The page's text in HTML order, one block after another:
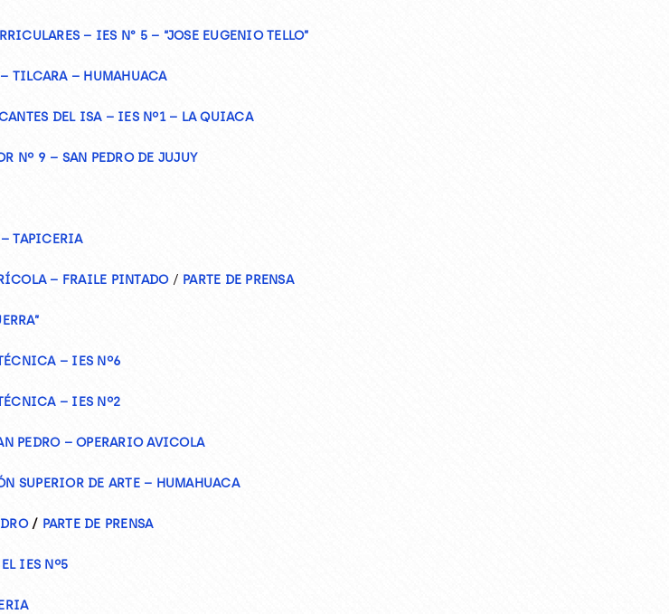
– IES N° 5 – “JOSE EUGENIO TELLO”
TILCARA – HUMAHUACA
DEL ISA – IES Nº1 – LA QUIACA
Nº 9 – SAN PEDRO DE JUJUY
TAPICERIA
– FRAILE PINTADO/ PARTE DE PRENSA
– IES Nº6
– IES Nº2
PEDRO – OPERARIO AVICOLA
SUPERIOR DE ARTE – HUMAHUACA
/ PARTE DE PRENSA
IES Nº5